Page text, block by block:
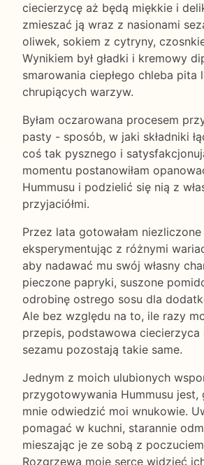
ciecierzycę aż będą miękkie i
zmieszać ją wraz z nasionami
oliwek, sokiem z cytryny,
Wynikiem był gładki i kremowy
smarowania ciepłego chleba pita
chrupiących warzyw.
Byłam oczarowana procesem
pasty - sposób, w jaki składniki
coś tak pysznego i
momentu postanowiłam
Hummusu i podzielić się nią z
przyjaciółmi.
Przez lata gotowałam
eksperymentując z różnymi
aby nadawać mu swój własny
pieczone papryki, suszone
odrobinę ostrego sosu dla
Ale bez względu na to, ile razy
przepis, podstawowa ciecierzyca
sezamu pozostają takie same.
Jednym z moich ulubionych
przygotowywania Hummusu
mnie odwiedzić moi wnukowie.
pomagać w kuchni, starannie
mieszając je ze sobą z
Rozgrzewa moje serce widzieć